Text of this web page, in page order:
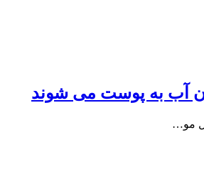
آب به پوست می شوند
مو…